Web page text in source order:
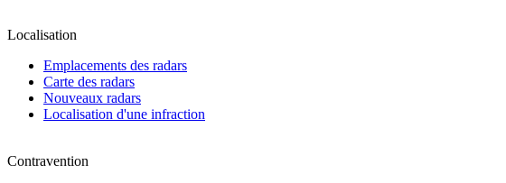
Localisation
Emplacements des radars
Carte des radars
Nouveaux radars
Localisation d'une infraction
Contravention